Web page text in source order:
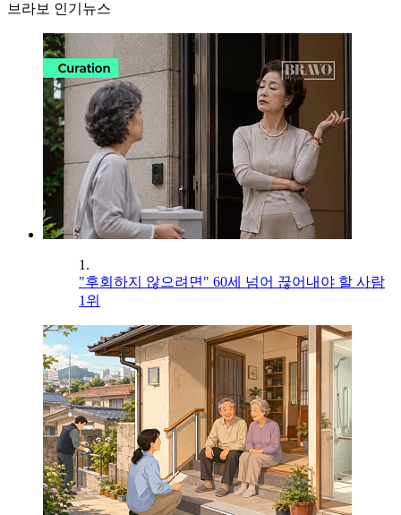
브라보 인기뉴스
1.
"후회하지 않으려면" 60세 넘어 끊어내야 할 사람
1위